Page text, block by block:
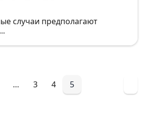
случаи предполагают
… 3 4 5